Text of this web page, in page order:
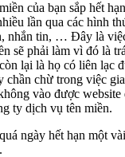
của bạn sắp hết
lần qua các hình
nhắn tin, … Đây là
sẽ phải làm vì đó là
lại là họ có liên lạc
chần chừ trong việc
vào được website
ty dịch vụ tên miền.
ngày hết hạn một